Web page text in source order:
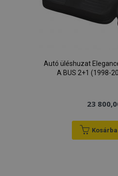
Autó üléshuzat
A BUS 2+1 (1998-
23
Kosárba